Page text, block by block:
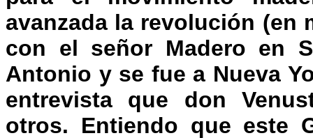
avanzada la revolución (en
con el señor Madero en
Antonio y se fue a Nueva
entrevista que don
otros. Entiendo que este